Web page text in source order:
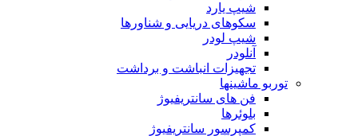
شیپ یارد
سکوهای دریایی و شناورها
شیپ لودر
آنلودر
تجهیزات انباشت و برداشت
توربو ماشینها
فن های سانتریفیوژ
بلوئرها
کمپرسور سانتریفیوژ